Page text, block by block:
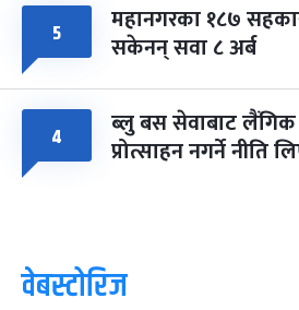
५ महानगरका १८७
सकेनन् सवा ८ अर्ब
४ ब्लु बस सेवाबाट
प्रोत्साहन नगर्ने नीति
वेबस्टोरिज